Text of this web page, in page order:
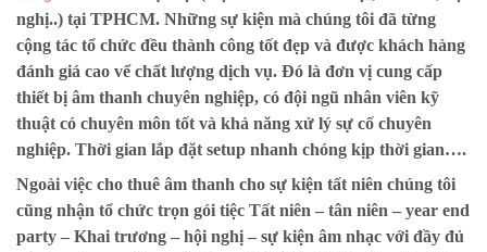
nghị..) tại TPHCM. Những sự kiện mà chúng tôi đã từng
cộng tác tổ chức đều thành công tốt đẹp và được khách hàng
đánh giá cao vể chất lượng dịch vụ. Đó là đơn vị cung cấp
thiết bị âm thanh chuyên nghiệp, có đội ngũ nhân viên kỹ
thuật có chuyên môn tốt và khả năng xử lý sự cố chuyên
nghiệp. Thời gian lắp đặt setup nhanh chóng kịp thời gian….
Ngoài việc cho thuê âm thanh cho sự kiện tất niên chúng tôi
cũng nhận tổ chức trọn gói tiệc Tất niên – tân niên – year end
party – Khai trương – hội nghị – sự kiện âm nhạc với đầy đủ